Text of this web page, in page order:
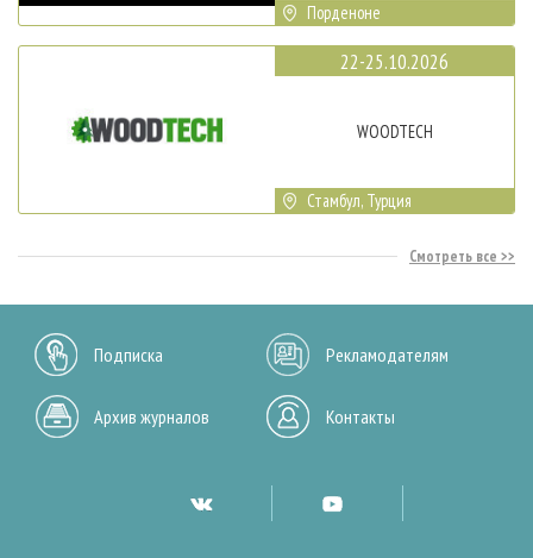
Порденоне
22-25.10.2026
WOODTECH
Стамбул, Турция
Смотреть все
Подписка Рекламодателям
Архив журналов Контакты